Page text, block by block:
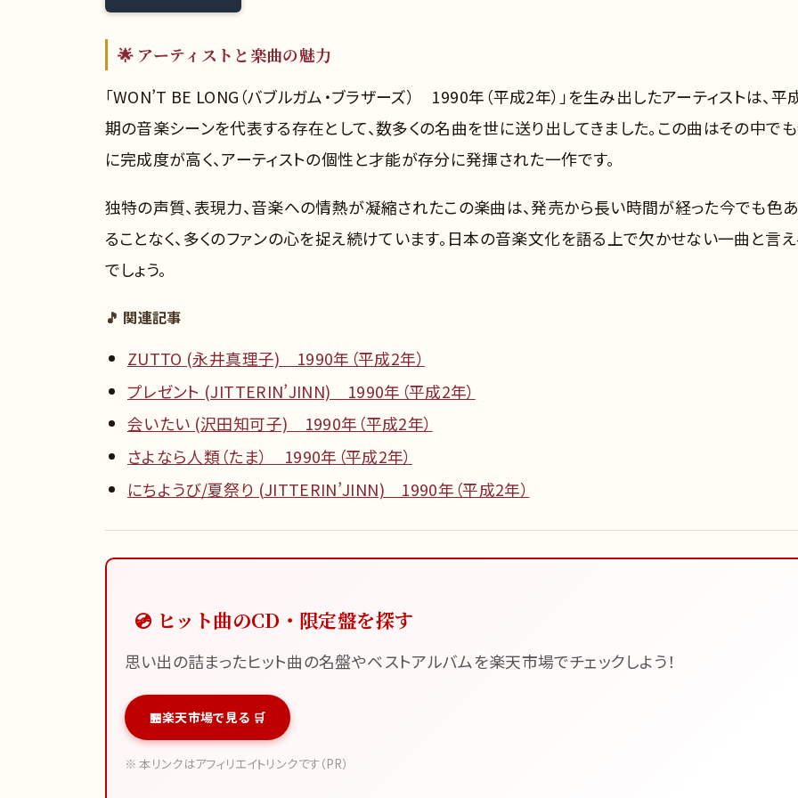
🌟 アーティストと楽曲の魅力
「WON’T BE LONG（バブルガム・ブラザーズ） 1990年（平成2年）」を生み出したアーティストは、平
期の音楽シーンを代表する存在として、数多くの名曲を世に送り出してきました。この曲はその中で
に完成度が高く、アーティストの個性と才能が存分に発揮された一作です。
独特の声質、表現力、音楽への情熱が凝縮されたこの楽曲は、発売から長い時間が経った今でも色
ることなく、多くのファンの心を捉え続けています。日本の音楽文化を語る上で欠かせない一曲と言え
でしょう。
🎵 関連記事
ZUTTO (永井真理子) 1990年（平成2年）
プレゼント (JITTERIN’JINN) 1990年（平成2年）
会いたい (沢田知可子) 1990年（平成2年）
さよなら人類（たま） 1990年（平成2年）
にちようび/夏祭り (JITTERIN’JINN) 1990年（平成2年）
💿 ヒット曲のCD・限定盤を探す
思い出の詰まったヒット曲の名盤やベストアルバムを楽天市場でチェックしよう！
楽天市場で見る 🛒
※ 本リンクはアフィリエイトリンクです（PR）